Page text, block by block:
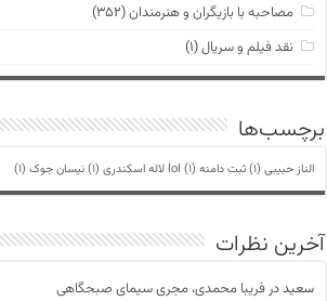
مصاحبه با بازیگران و هنرمندان(۳۵۲)
نقد فیلم و سریال(۱)
برچسب‌ها
الناز حبیبی (1) ثبت دامنه lol (1) لاله اسکندری (1) نیسان جوک (1)
آخرین نظرات
سعیددرفریبا محمدی، مجری سیمای صبحگاهی